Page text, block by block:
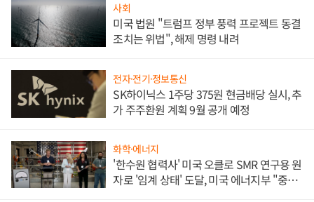
사회
미국 법원 "트럼프 정부 풍력 프로젝트 동결
조치는 위법", 해제 명령 내려
전자·전기·정보통신
SK하이닉스 1주당 375원 현금배당 실시, 추
가 주주환원 계획 9월 공개 예정
화학·에너지
'한수원 협력사' 미국 오클로 SMR 연구용 원
자로 '임계 상태' 도달, 미국 에너지부 "중요